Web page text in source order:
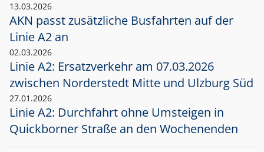
13.03.2026
AKN passt zusätzliche Busfahrten auf der
Linie A2 an
02.03.2026
Linie A2: Ersatzverkehr am 07.03.2026
zwischen Norderstedt Mitte und Ulzburg Süd
27.01.2026
Linie A2: Durchfahrt ohne Umsteigen in
Quickborner Straße an den Wochenenden